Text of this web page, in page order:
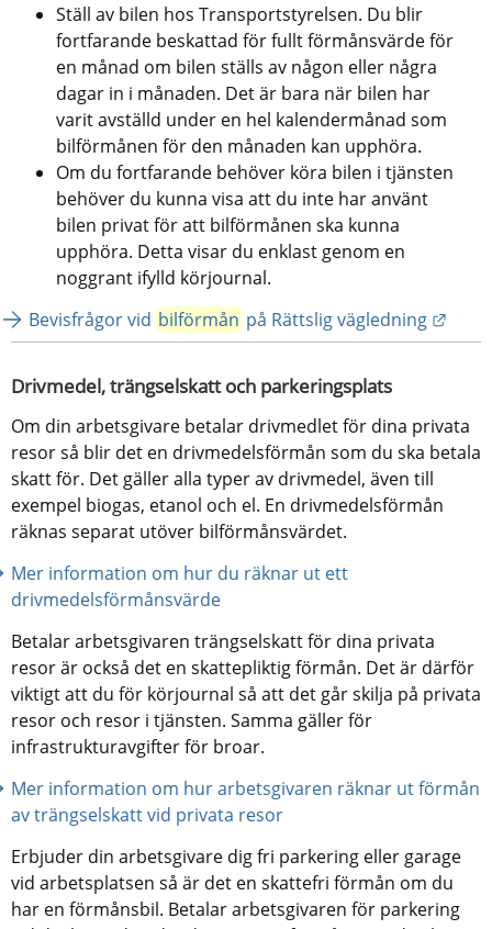
Ställ av bilen hos Transportstyrelsen. Du blir
fortfarande beskattad för fullt förmånsvärde för
en månad om bilen ställs av någon eller några
dagar in i månaden. Det är bara när bilen har
varit avställd under en hel kalendermånad som
bilförmånen för den månaden kan upphöra.
Om du fortfarande behöver köra bilen i tjänsten
behöver du kunna visa att du inte har använt
bilen privat för att bilförmånen ska kunna
upphöra. Detta visar du enklast genom en
noggrant ifylld körjournal.
Bevisfrågor vid bilförmån på Rättslig vägledning
Drivmedel, trängselskatt och parkeringsplats
Om din arbetsgivare betalar drivmedlet för dina privata
resor så blir det en drivmedelsförmån som du ska betala
skatt för. Det gäller alla typer av drivmedel, även till
exempel biogas, etanol och el. En drivmedelsförmån
räknas separat utöver bilförmånsvärdet.
Mer information om hur du räknar ut ett
drivmedelsförmånsvärde
Betalar arbetsgivaren trängselskatt för dina privata
resor är också det en skattepliktig förmån. Det är därför
viktigt att du för körjournal så att det går skilja på privata
resor och resor i tjänsten. Samma gäller för
infrastrukturavgifter för broar.
Mer information om hur arbetsgivaren räknar ut förmån
av trängselskatt vid privata resor
Erbjuder din arbetsgivare dig fri parkering eller garage
vid arbetsplatsen så är det en skattefri förmån om du
har en förmånsbil. Betalar arbetsgivaren för parkering